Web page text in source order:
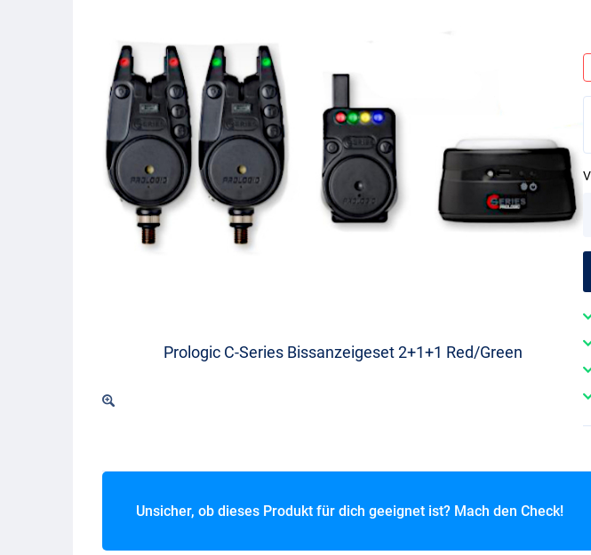
Prologic C-Series Bissanzeigeset 2+1+1 Red/Green
Unsicher, ob dieses Produkt für dich geeignet ist? Mach den Check!